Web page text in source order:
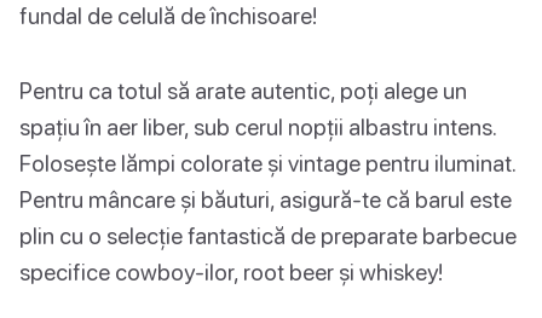
fundal de celulă de închisoare!
Pentru ca totul să arate autentic, poți alege un
spațiu în aer liber, sub cerul nopții albastru intens.
Folosește lămpi colorate și vintage pentru iluminat.
Pentru mâncare și băuturi, asigură-te că barul este
plin cu o selecție fantastică de preparate barbecue
specifice cowboy-ilor, root beer și whiskey!